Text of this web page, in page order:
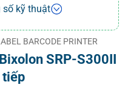
số kỹ thuật
BARCODE PRINTER
SRP-S300II
tiếp